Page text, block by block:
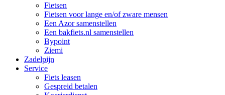
Fietsen
Fietsen voor lange en/of zware mensen
Een Azor samenstellen
Een bakfiets.nl samenstellen
Bypoint
Ziemi
Zadelpijn
Service
Fiets leasen
Gespreid betalen